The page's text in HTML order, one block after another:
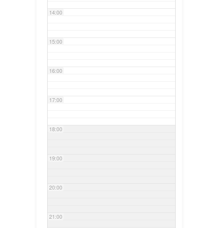
14:00
15:00
16:00
17:00
18:00
19:00
20:00
21:00